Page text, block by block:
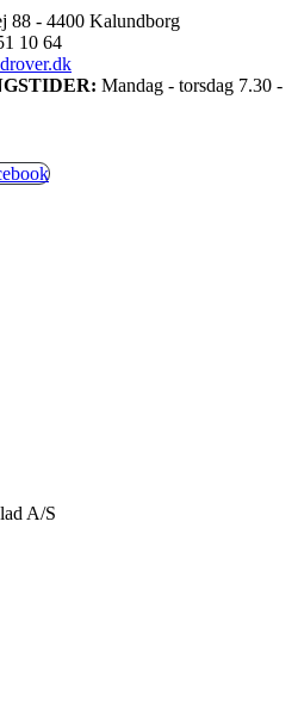
88 - 4400 Kalundborg
10 64
Mandag - torsdag 7.30 -